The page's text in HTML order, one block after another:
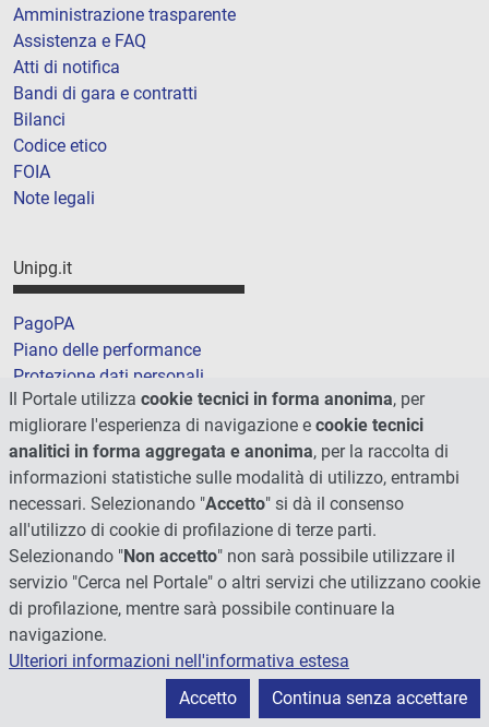
Amministrazione trasparente
Assistenza e FAQ
Atti di notifica
Bandi di gara e contratti
Bilanci
Codice etico
FOIA
Note legali
Unipg.it
PagoPA
Piano delle performance
Protezione dati personali
Sicurezza online
Tuttogare
Cookie
Credits
Il Portale
Mappa sito
Statistiche
Dichiarazione di accessibilità
Collaborazioni
Il Portale utilizza cookie tecnici in forma anonima, per
migliorare l'esperienza di navigazione e cookie tecnici
analitici in forma aggregata e anonima, per la raccolta di
informazioni statistiche sulle modalità di utilizzo, entrambi
necessari. Selezionando "Accetto" si dà il consenso
all'utilizzo di cookie di profilazione di terze parti.
Selezionando "Non accetto" non sarà possibile utilizzare il
servizio "Cerca nel Portale" o altri servizi che utilizzano cookie
di profilazione, mentre sarà possibile continuare la
navigazione.
Ulteriori informazioni nell'informativa estesa
Accetto
Continua senza accettare